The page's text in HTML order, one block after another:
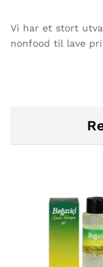
Vi har et stort
nonfood til lave